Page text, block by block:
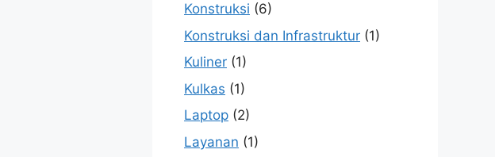
Konstruksi (6)
Konstruksi dan Infrastruktur (1)
Kuliner (1)
Kulkas (1)
Laptop (2)
Layanan (1)